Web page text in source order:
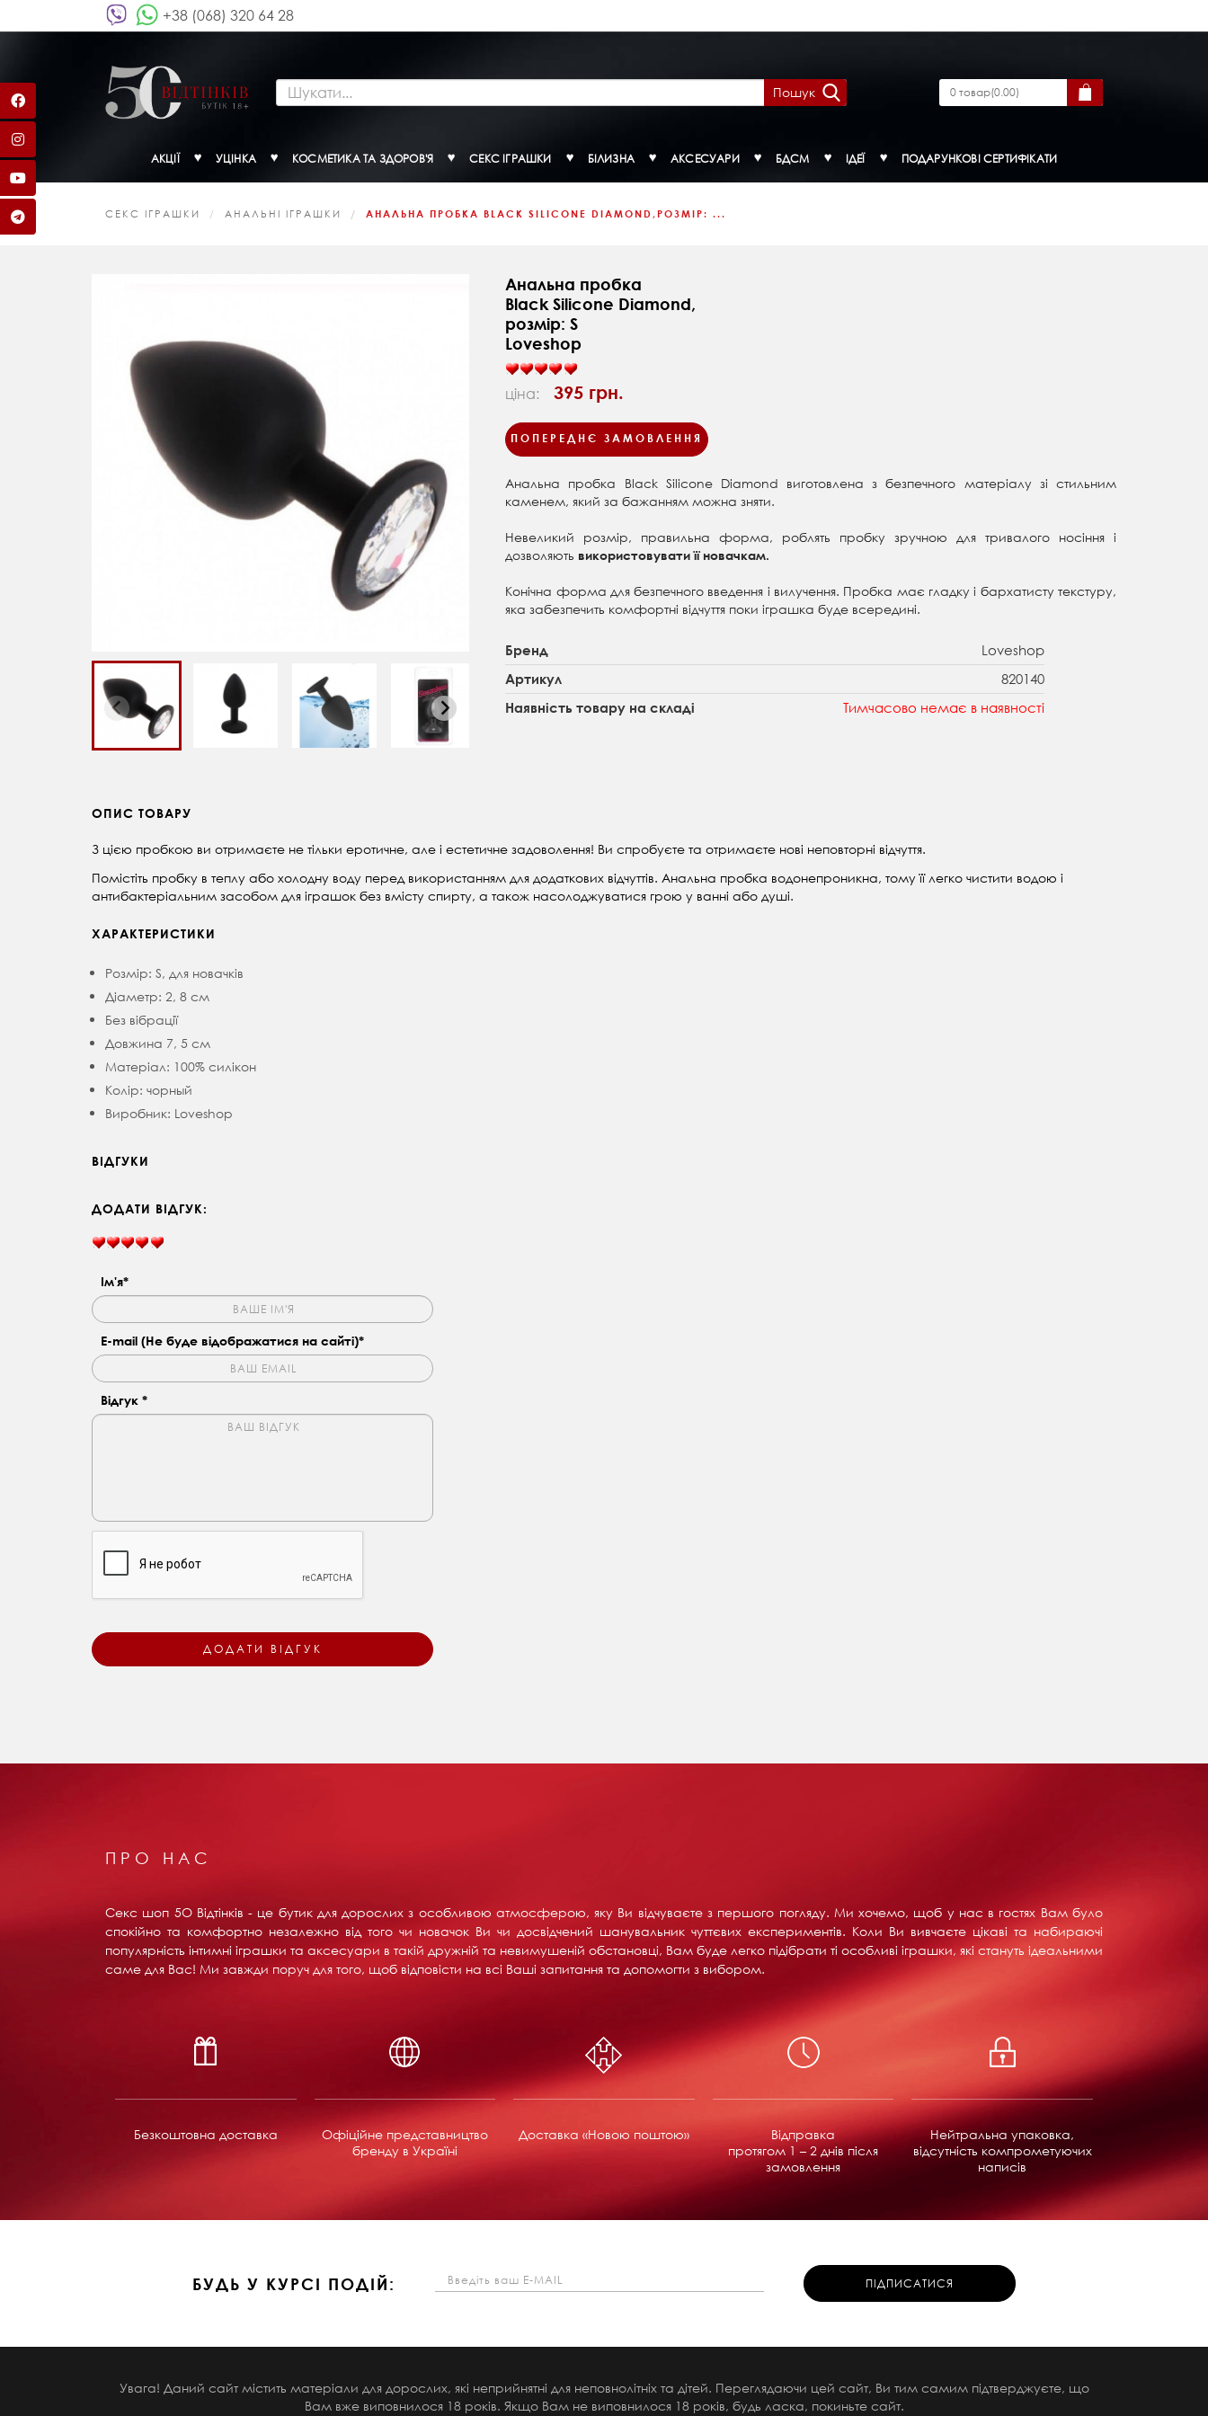
+38 (068) 320 64 28
Пошук 0товар(0.00)
АКЦІЇ УЦІНКА КОСМЕТИКА ТА ЗДОРОВ'Я СЕКС ІГРАШКИ БІЛИЗНА АКСЕСУАРИ БДСМ ІДЕЇ ПОДАРУНКОВІ СЕРТИФІКАТИ
СЕКС ІГРАШКИ АНАЛЬНІ ІГРАШКИ АНАЛЬНА ПРОБКА BLACK SILICONE DIAMOND,РОЗМІР: ...
Анальна пробка
Black Silicone Diamond,
розмір: S
Loveshop
ціна: 395 грн.
ПОПЕРЕДНЄ ЗАМОВЛЕННЯ
Анальна пробка Black Silicone Diamond виготовлена з безпечного матеріалу зі стильним
каменем, який за бажанням можна зняти.
Невеликий розмір, правильна форма, роблять пробку зручною для тривалого носіння і
дозволяють використовувати її новачкам.
Конічна форма для безпечного введення і вилучення. Пробка має гладку і бархатисту текстуру,
яка забезпечить комфортні відчуття поки іграшка буде всередині.
Бренд Loveshop
Артикул 820140
Наявність товару на складі Тимчасово немає в наявності
ОПИС ТОВАРУ
З цією пробкою ви отримаєте не тільки еротичне, але і естетичне задоволення! Ви спробуєте та отримаєте нові неповторні відчуття.
Помістіть пробку в теплу або холодну воду перед використанням для додаткових відчуттів. Анальна пробка водонепроникна, тому її легко чистити водою і
антибактеріальним засобом для іграшок без вмісту спирту, а також насолоджуватися грою у ванні або душі.
ХАРАКТЕРИСТИКИ
Розмір: S, для новачків
Діаметр: 2, 8 см
Без вібрації
Довжина 7, 5 см
Матеріал: 100% силікон
Колір: чорный
Виробник: Loveshop
ВІДГУКИ
ДОДАТИ ВІДГУК:
Ім'я*
E-mail (Не буде відображатися на сайті)*
Відгук *
ПРО НАС
Секс шоп 5О Відтінків - це бутик для дорослих з особливою атмосферою, яку Ви відчуваєте з першого погляду. Ми хочемо, щоб у нас в гостях Вам було
спокійно та комфортно незалежно від того чи новачок Ви чи досвідчений шанувальник чуттєвих експериментів. Коли Ви вивчаєте цікаві та набираючі
популярність інтимні іграшки та аксесуари в такій дружній та невимушеній обстановці, Вам буде легко підібрати ті особливі іграшки, які стануть ідеальними
саме для Вас! Ми завжди поруч для того, щоб відповісти на всі Ваші запитання та допомогти з вибором.
Безкоштовна доставка
Офіційне представництво
бренду в Україні
Доставка «Новою поштою»
Відправка
протягом 1 – 2 днів після
замовлення
Нейтральна упаковка,
відсутність компрометуючих
написів
БУДЬ У КУРСІ ПОДІЙ:
Увага! Даний сайт містить матеріали для дорослих, які неприйнятні для неповнолітніх та дітей. Переглядаючи цей сайт, Ви тим самим підтверджуєте, що
Вам вже виповнилося 18 років. Якщо Вам не виповнилося 18 років, будь ласка, покиньте сайт.